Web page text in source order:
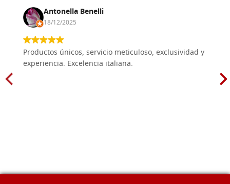
Antonella Benelli
18/12/2025
Productos únicos, servicio meticuloso, exclusividad y
experiencia. Excelencia italiana.